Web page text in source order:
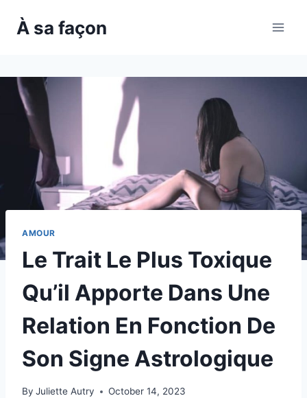
À sa façon
AMOUR
Le Trait Le Plus Toxique
Qu’il Apporte Dans Une
Relation En Fonction De
Son Signe Astrologique
By Juliette Autry October 14, 2023